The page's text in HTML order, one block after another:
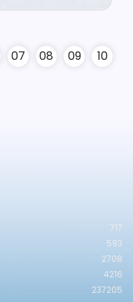
07 08 09 10
717
593
2708
4216
237205